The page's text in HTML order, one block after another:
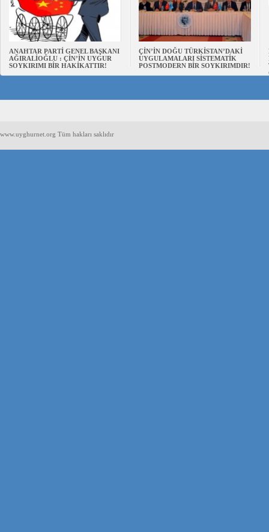
ANAHTAR PARTİ GENEL BAŞKANI
AĞIRALİOĞLU : ÇİN’İN UYGUR
SOYKIRIMI BİR HAKİKATTIR!
ÇİN’İN DOĞU TÜRKİSTAN’DAKİ
UYGULAMALARI SİSTEMATİK
POSTMODERN BİR SOYKIRIMDIR!
www.uyghurnet.org Tüm hakları saklıdır